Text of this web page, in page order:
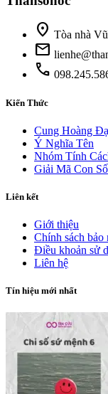
location_on Tòa nhà
mail
phone
Kiến Thức
Cung Hoàng
Ý Nghĩa Tên
Nhóm Tính
Giải Mã Con Số
Liên kết
Giới thiệu
Chính sách bảo
Điều khoản sử
Liên hệ
Tín hiệu mới nhất